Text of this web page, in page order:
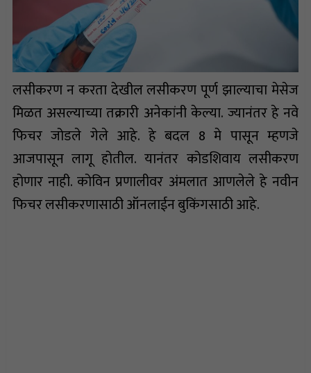
लसीकरण न करता देखील लसीकरण पूर्ण झाल्याचा मेसेज
मिळत असल्याच्या तक्रारी अनेकांनी केल्या. ज्यानंतर हे नवे
फिचर जोडले गेले आहे. हे बदल 8 मे पासून म्हणजे
आजपासून लागू होतील. यानंतर कोडशिवाय लसीकरण
होणार नाही. कोविन प्रणालीवर अंमलात आणलेले हे नवीन
फिचर लसीकरणासाठी ऑनलाईन बुकिंगसाठी आहे.